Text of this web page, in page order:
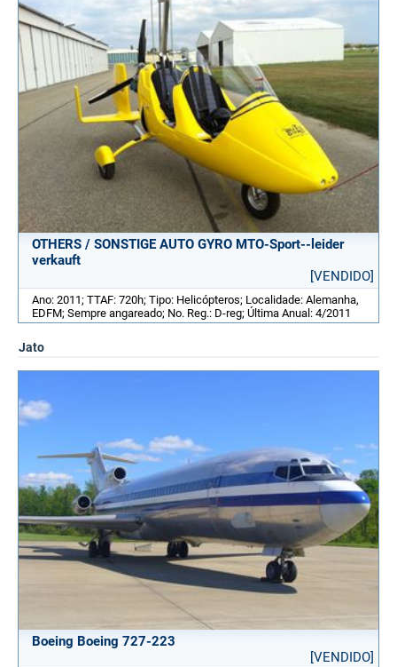
OTHERS / SONSTIGE AUTO GYRO MTO-Sport--leider
verkauft
[VENDIDO]
Ano: 2011; TTAF: 720h; Tipo: Helicópteros; Localidade: Alemanha,
EDFM; Sempre angareado; No. Reg.: D-reg; Última Anual: 4/2011
Jato
Boeing Boeing 727-223
[VENDIDO]